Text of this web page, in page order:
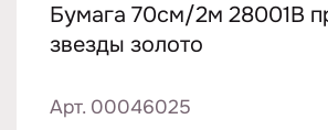
Бумага 70см/2м 28001B
звезды золото
Арт. 00046025